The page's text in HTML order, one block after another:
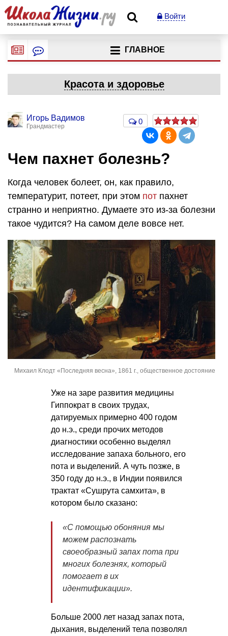
Войти
ГЛАВНОЕ
Красота и здоровье
Игорь Вадимов
Грандмастер
0
Чем пахнет болезнь?
Когда человек болеет, он, как правило,
температурит, потеет, при этом пот пахнет
странно и неприятно. Думаете это из-за болезни
такое чудится? На самом деле вовсе нет.
Михаил Клодт «Последняя весна», 1861 г., общественное достояние
Уже на заре развития медицины
Гиппократ в своих трудах,
датируемых примерно 400 годом
до н.э., среди прочих методов
диагностики особенно выделял
исследование запаха больного, его
пота и выделений. А чуть позже, в
350 году до н.э., в Индии появился
трактат «Сушрута самхита», в
котором было сказано:
«С помощью обоняния мы
можем распознать
своеобразный запах пота при
многих болезнях, который
помогает в их
идентификации».
Больше 2000 лет назад запах пота,
дыхания, выделений тела позволял